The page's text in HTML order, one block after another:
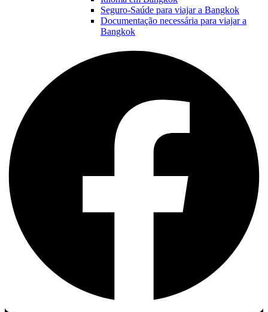
Seguro-Saúde para viajar a Bangkok
Documentação necessária para viajar a
Bangkok